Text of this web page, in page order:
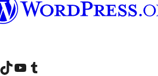
틱톡 계정 방문하기유튜브 채널 방문하기 텀블러 계정 방문하기